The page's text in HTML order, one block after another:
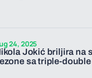
Jokić briljira na
sa triple-
24, 2025